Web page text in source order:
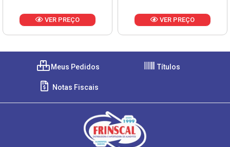
VER PREÇO VER PREÇO
Meus Pedidos Títulos
Notas Fiscais